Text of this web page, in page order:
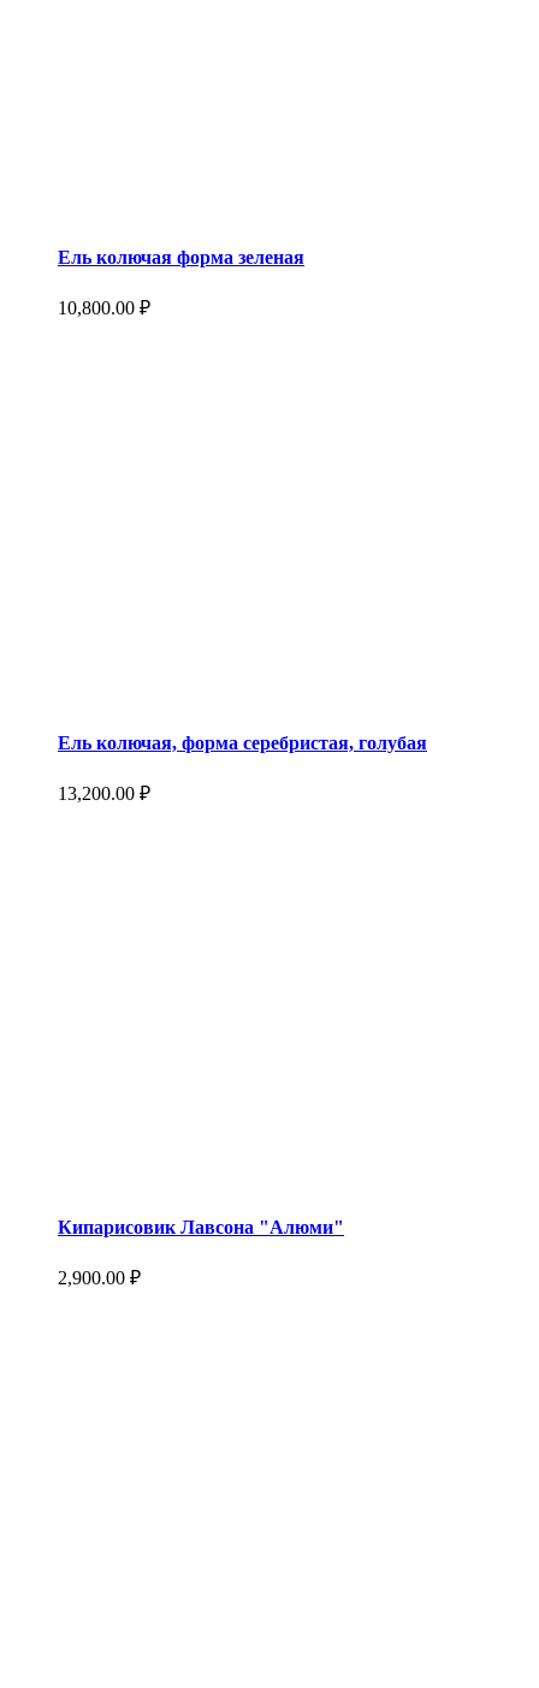
Ель колючая форма зеленая
10,800.00 ₽
Ель колючая, форма серебристая, голубая
13,200.00 ₽
Кипарисовик Лавсона "Алюми"
2,900.00 ₽